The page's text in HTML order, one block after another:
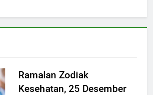
Ramalan Zodiak
Kesehatan, 25 Desember